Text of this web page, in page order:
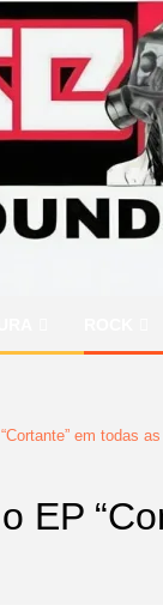
em todas
EP